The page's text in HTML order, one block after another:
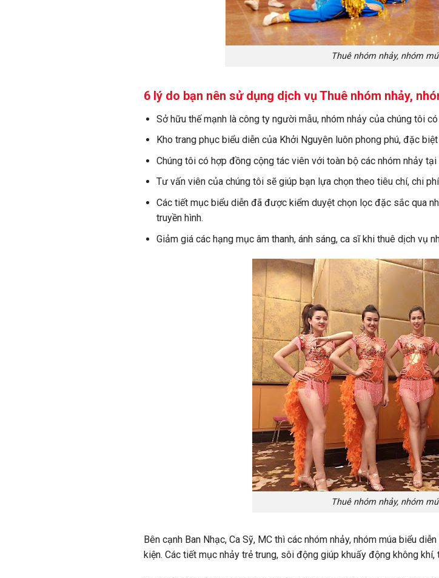
Thuê nhóm nhảy, nhóm
6 lý do bạn nên sử dụng dịch vụ Thuê nhóm nhảy,
Sở hữu thế mạnh là công ty người mẫu, nhóm nhảy của chúng tôi
Kho trang phục biểu diễn của Khởi Nguyên luôn phong phú, đặc
Chúng tôi có hợp đồng cộng tác viên với toàn bộ các nhóm nhảy
Tư vấn viên của chúng tôi sẽ giúp bạn lựa chọn theo tiêu chí, chi
Các tiết mục biểu diễn đã được kiểm duyệt chọn lọc đặc sắc qua
truyền hình.
Giảm giá các hạng mục âm thanh, ánh sáng, ca sĩ khi thuê dịch vụ
Thuê nhóm nhảy, nhóm
Bên cạnh Ban Nhạc, Ca Sỹ, MC thì các nhóm nhảy, nhóm múa biểu
kiện. Các tiết mục nhảy trẻ trung, sôi động giúp khuấy động không